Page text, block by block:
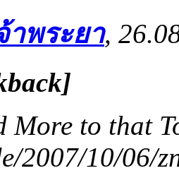
าพระยา,
to that
2007/10/06/